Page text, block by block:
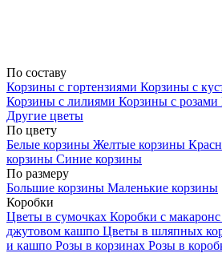
По составу
Корзины с гортензиями Корзины с
Корзины с лилиями Корзины с розами
Другие цветы
По цвету
Белые корзины Желтые корзины
корзины Синие корзины
По размеру
Большие корзины Маленькие корзины
Коробки
Цветы в сумочках Коробки с макаронс
джутовом кашпо Цветы в шляпных
и кашпо Розы в корзинах Розы в